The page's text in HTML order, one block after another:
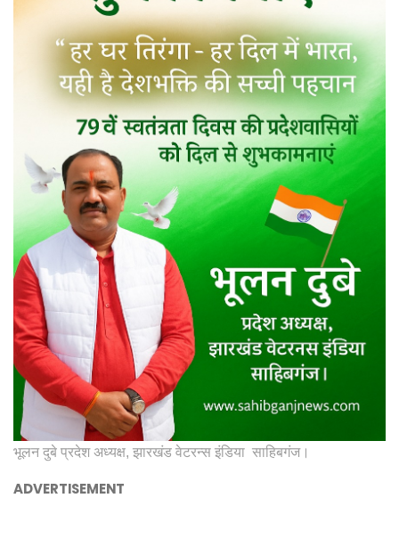
भूलन दुबे प्रदेश अध्यक्ष, झारखंड वेटरन्स इंडिया साहिबगंज।
ADVERTISEMENT